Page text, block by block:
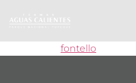
fontello